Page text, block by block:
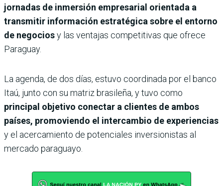
jornadas de inmersión empresarial orientada a
transmitir información estratégica sobre el entorno
de negociosy las ventajas competitivas que ofrece
Paraguay.
La agenda, de dos días, estuvo coordinada por el banco
Itaú, junto con su matriz brasileña, y tuvo como
principal objetivo conectar a clientes de ambos
países, promoviendo el intercambio de experiencias
y el acercamiento de potenciales inversionistas al
mercado paraguayo.